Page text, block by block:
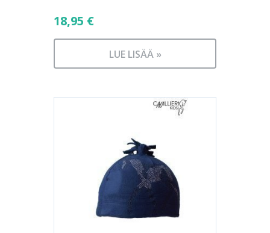
18,95 €
LUE LISÄÄ »